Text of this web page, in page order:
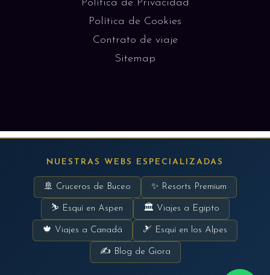
Política de Privacidad
Política de Cookies
Contrato de viaje
Sitemap
NUESTRAS WEBS ESPECIALIZADAS
🚢 Cruceros de Buceo ✨ Resorts Premium
⛷ Esquí en Aspen 🏛 Viajes a Egipto
🍁 Viajes a Canadá 🎿 Esquí en los Alpes
✍ Blog de Giora